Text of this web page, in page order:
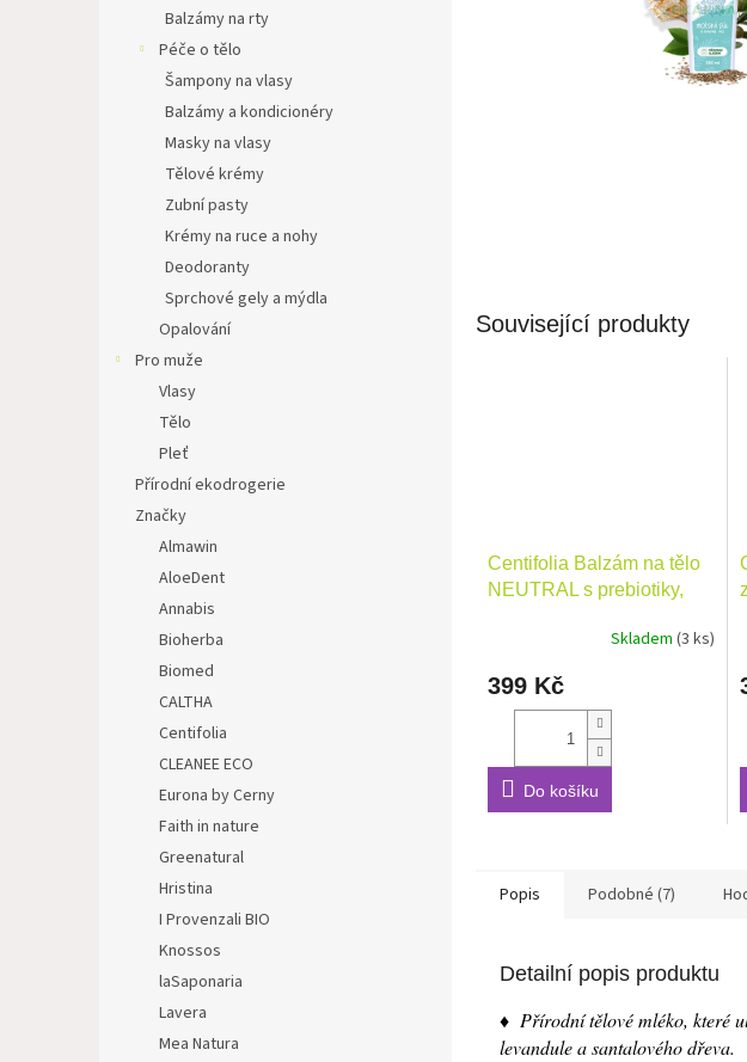
Balzámy na rty
Péče o tělo
Šampony na vlasy
Balzámy a kondicionéry
Masky na vlasy
Tělové krémy
Zubní pasty
Krémy na ruce a nohy
Deodoranty
Sprchové gely a mýdla
Opalování
Pro muže
Vlasy
Tělo
Pleť
Přírodní ekodrogerie
Značky
Almawin
AloeDent
Annabis
Bioherba
Biomed
CALTHA
Centifolia
CLEANEE ECO
Eurona by Cerny
Faith in nature
Greenatural
Hristina
I Provenzali BIO
Knossos
laSaponaria
Lavera
Mea Natura
Související produkty
Centifolia Balzám na tělo
NEUTRAL s prebiotiky,
Skladem (3 ks)
399 Kč
Do košíku
Popis Podobné (7)
Detailní popis produktu
♦ Přírodní tělové mléko, které
levandule a santalového dřeva.